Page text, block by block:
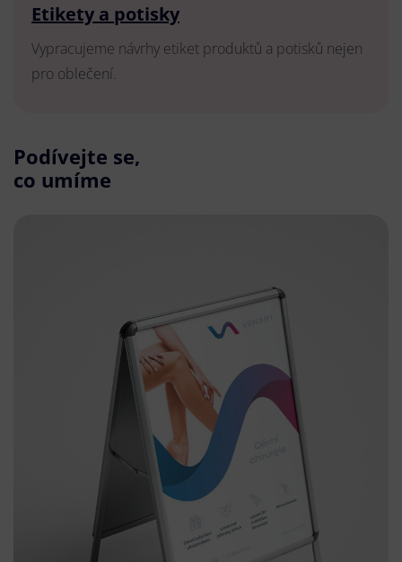
Etikety a potisky
Vypracujeme návrhy etiket produktů a potisků nejen
pro oblečení.
Podívejte se,
co umíme